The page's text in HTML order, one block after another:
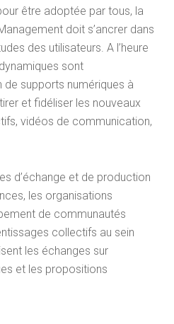
être adoptée par tous, la
doit s’ancrer dans
des utilisateurs. A l’heure
sont
de supports numériques à
et fidéliser les nouveaux
vidéos de communication,
d’échange et de production
les organisations
de communautés
collectifs au sein
les échanges sur
et les propositions